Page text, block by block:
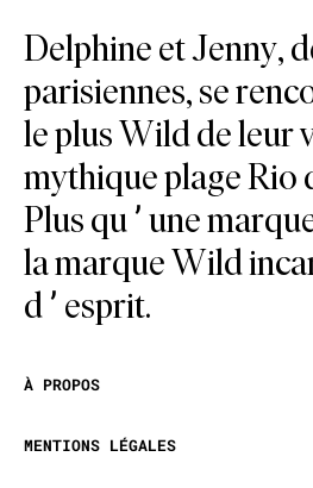
Delphine et Jenny,
parisiennes, se
le plus Wild de leur
mythique plage Rio
Plus qu’une
la marque Wild
d’esprit.
À PROPOS
MENTIONS LÉGALES